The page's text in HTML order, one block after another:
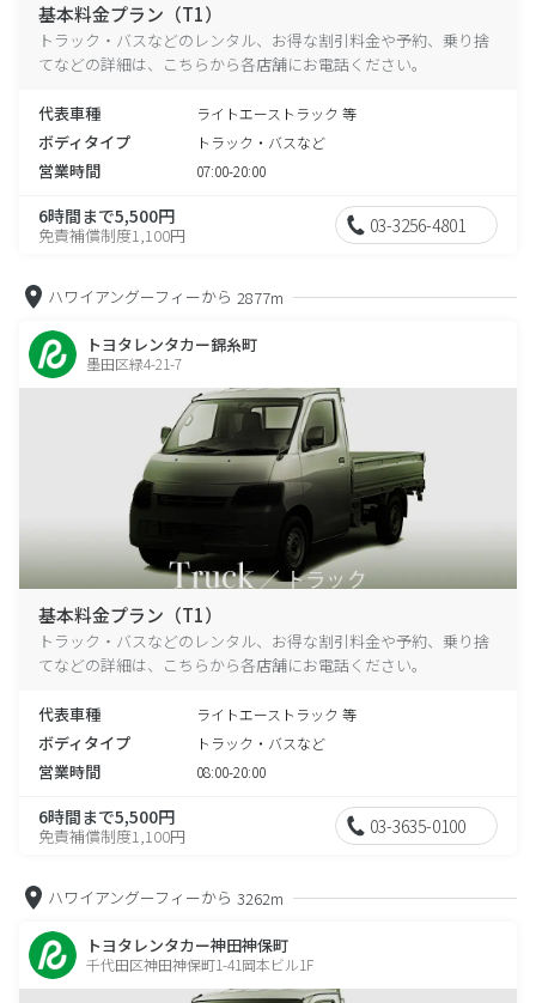
基本料金プラン（T1）
トラック・バスなどのレンタル、お得な割引料金や予約、乗り捨
てなどの詳細は、こちらから各店舗にお電話ください。
代表車種 ライトエーストラック 等
ボディタイプ トラック・バスなど
営業時間 07:00-20:00
6時間まで5,500円
免責補償制度1,100円 03-3256-4801
ハワイアングーフィーから 2877m
トヨタレンタカー錦糸町
墨田区緑4-21-7
基本料金プラン（T1）
トラック・バスなどのレンタル、お得な割引料金や予約、乗り捨
てなどの詳細は、こちらから各店舗にお電話ください。
代表車種 ライトエーストラック 等
ボディタイプ トラック・バスなど
営業時間 08:00-20:00
6時間まで5,500円
免責補償制度1,100円 03-3635-0100
ハワイアングーフィーから 3262m
トヨタレンタカー神田神保町
千代田区神田神保町1-41岡本ビル1F